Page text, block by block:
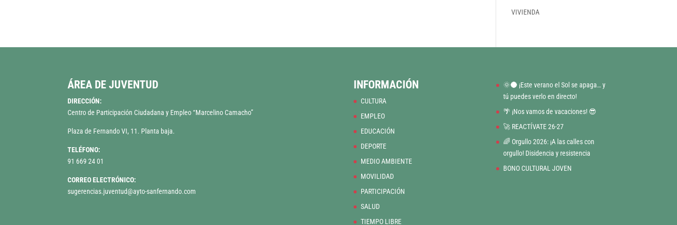
VIVIENDA
ÁREA DE JUVENTUD
DIRECCIÓN:
Centro de Participación Ciudadana y Empleo “Marcelino Camacho”
Plaza de Fernando VI, 11. Planta baja.
TELÉFONO:
91 669 24 01
CORREO ELECTRÓNICO:
sugerencias.juventud@ayto-sanfernando.com
INFORMACIÓN
CULTURA
EMPLEO
EDUCACIÓN
DEPORTE
MEDIO AMBIENTE
MOVILIDAD
PARTICIPACIÓN
SALUD
TIEMPO LIBRE
🌞🌑 ¡Este verano el Sol se apaga… y
tú puedes verlo en directo!
🌴 ¡Nos vamos de vacaciones! 😎
🚀 REACTÍVATE 26-27
🌈 Orgullo 2026: ¡A las calles con
orgullo! Disidencia y resistencia
BONO CULTURAL JOVEN